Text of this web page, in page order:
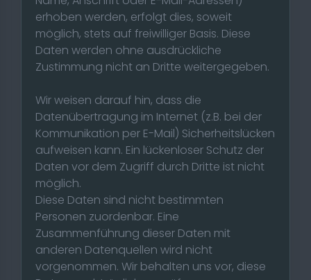
erhoben werden, erfolgt dies, soweit
möglich, stets auf freiwilliger Basis. Diese
Daten werden ohne ausdrückliche
Zustimmung nicht an Dritte weitergegeben.
Wir weisen darauf hin, dass die
Datenübertragung im Internet (z.B. bei der
Kommunikation per E-Mail) Sicherheitslücken
aufweisen kann. Ein lückenloser Schutz der
Daten vor dem Zugriff durch Dritte ist nicht
möglich.
Diese Daten sind nicht bestimmten
Personen zuordenbar. Eine
Zusammenführung dieser Daten mit
anderen Datenquellen wird nicht
vorgenommen. Wir behalten uns vor, diese